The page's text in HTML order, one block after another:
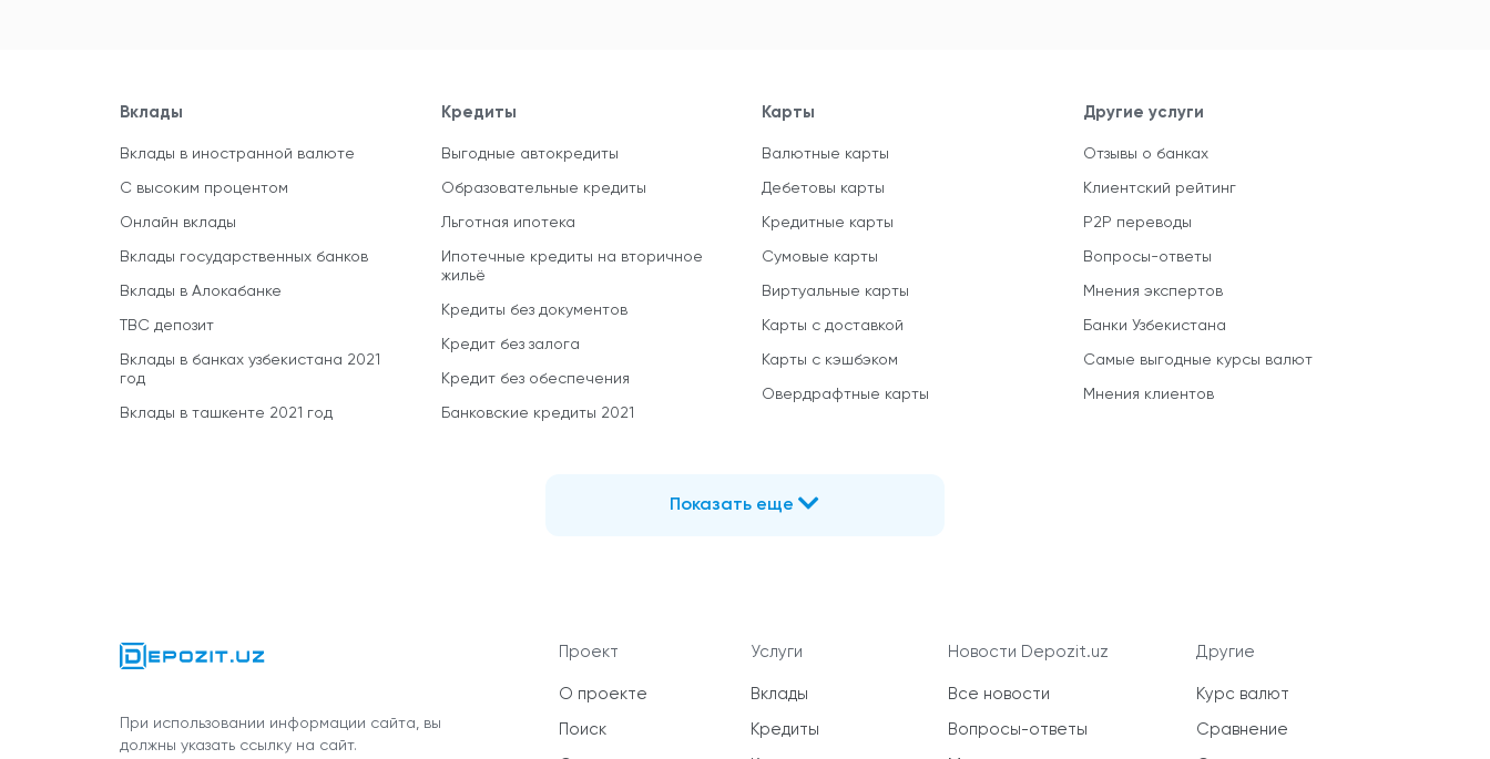
Вклады
Вклады в иностранной валюте
С высоким процентом
Онлайн вклады
Вклады государственных банков
Вклады в Алокабанке
TBC депозит
Вклады в банках узбекистана 2021
год
Вклады в ташкенте 2021 год
Кредиты
Выгодные автокредиты
Образовательные кредиты
Льготная ипотека
Ипотечные кредиты на вторичное
жильё
Кредиты без документов
Кредит без залога
Кредит без обеспечения
Банковские кредиты 2021
Карты
Валютные карты
Дебетовы карты
Кредитные карты
Сумовые карты
Виртуальные карты
Карты с доставкой
Карты с кэшбэком
Овердрафтные карты
Другие услуги
Отзывы о банках
Клиентский рейтинг
P2P переводы
Вопросы-ответы
Мнения экспертов
Банки Узбекистана
Самые выгодные курсы валют
Мнения клиентов
Показать еще
При использовании информации сайта, вы
должны указать ссылку на сайт.
Проект
О проекте
Поиск
Услуги
Вклады
Кредиты
Новости Depozit.uz
Все новости
Вопросы-ответы
Другие
Курс валют
Сравнение